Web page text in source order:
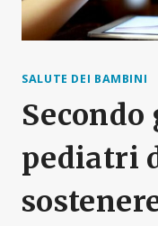
SALUTE DEI BAMBINI
pediatri